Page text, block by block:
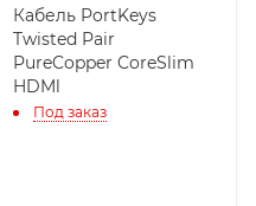
Кабель PortKeys
Twisted Pair
PureCopper CoreSlim
HDMl
Под заказ